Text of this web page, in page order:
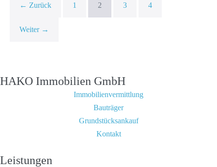
← Zurück 1 2 3 4
Weiter →
HAKO Immobilien GmbH
Immobilienvermittlung
Bauträger
Grundstücksankauf
Kontakt
Leistungen